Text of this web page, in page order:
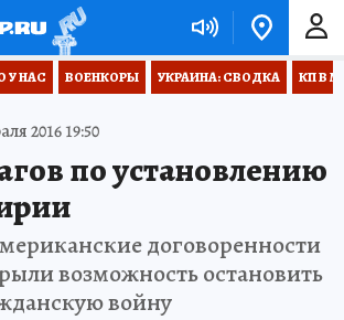
У НАС ВОЕНКОРЫ УКРАИНА: СВОДКА КП В
2016 19:50
по установлению
договоренности
возможность остановить
войну